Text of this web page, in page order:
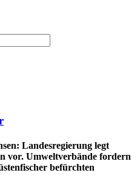
Landesregierung legt
vor. Umweltverbände fordern
befürchten